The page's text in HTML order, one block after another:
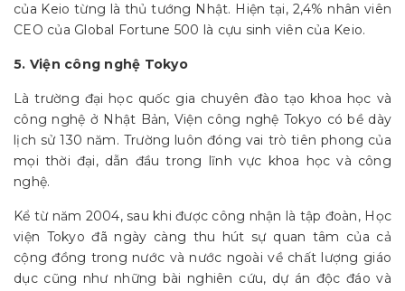
của Keio từng là thủ tướng Nhật. Hiện tại, 2,4% nhân viên
CEO của Global Fortune 500 là cựu sinh viên của Keio.
5. Viện công nghệ Tokyo
Là trường đại học quốc gia chuyên đào tạo khoa học và
công nghệ ở Nhật Bản, Viện công nghệ Tokyo có bề dày
lịch sử 130 năm. Trường luôn đóng vai trò tiên phong của
mọi thời đại, dẫn đầu trong lĩnh vực khoa học và công
nghệ.
Kể từ năm 2004, sau khi được công nhận là tập đoàn, Học
viện Tokyo đã ngày càng thu hút sự quan tâm của cả
cộng đồng trong nước và nước ngoài về chất lượng giáo
dục cũng như những bài nghiên cứu, dự án độc đáo và